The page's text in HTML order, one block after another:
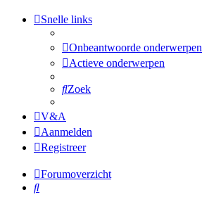
Snelle links
Onbeantwoorde onderwerpen
Actieve onderwerpen
Zoek
V&A
Aanmelden
Registreer
Forumoverzicht
Zoek